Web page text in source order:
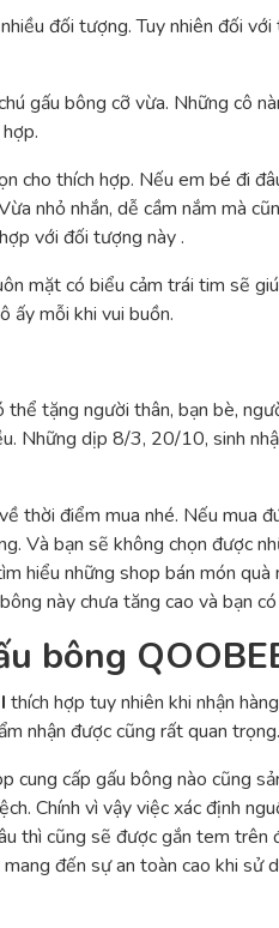
đối tượng. Tuy nhiên đối
gấu bông cỡ vừa. Những cô
cho thích hợp. Nếu em bé đi
nhỏ nhắn, dễ cầm nắm mà
với đối tượng này .
mặt có biểu cảm trái tim sẽ
ấy mỗi khi vui buồn.
tặng người thân, bạn bè,
Những dịp 8/3, 20/10, sinh
thời điểm mua nhé. Nếu
Và bạn sẽ không chọn được
hiểu những shop bán món
này chưa tăng cao và bạn
bông
thích hợp tuy nhiên khi nhận
nhận được cũng rất quan
cung cấp gấu bông nào cũng
Chính vì vậy việc xác định
thì cũng sẽ được gắn tem
đến sự an toàn cao khi sử